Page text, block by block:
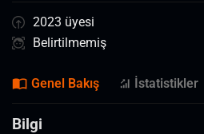
2023 üyesi
Belirtilmemiş
Genel Bakış İstatistikler
Bilgi